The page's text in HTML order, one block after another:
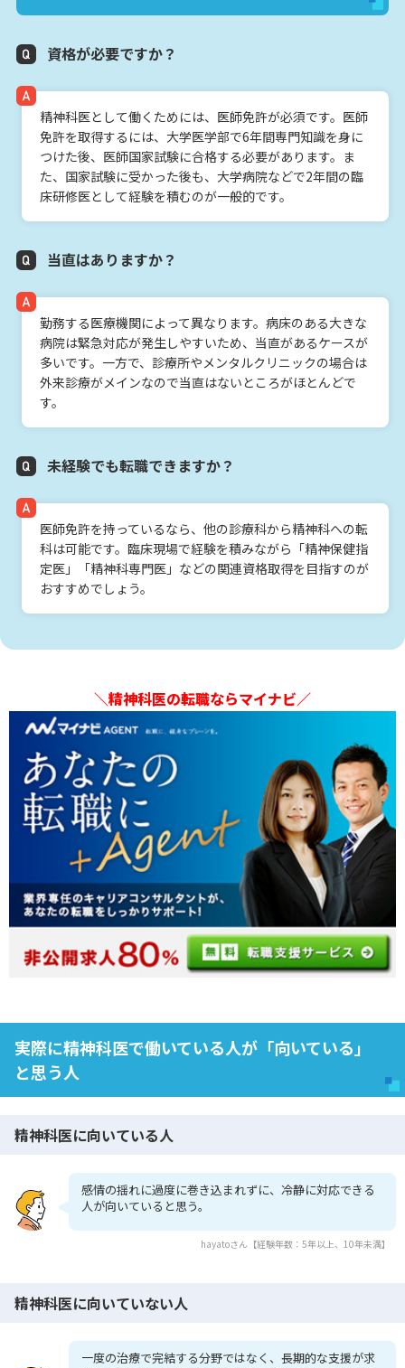
資格が必要ですか？
精神科医として働くためには、医師免許が必須です。医師
免許を取得するには、大学医学部で6年間専門知識を身に
つけた後、医師国家試験に合格する必要があります。ま
た、国家試験に受かった後も、大学病院などで2年間の臨
床研修医として経験を積むのが一般的です。
当直はありますか？
勤務する医療機関によって異なります。病床のある大きな
病院は緊急対応が発生しやすいため、当直があるケースが
多いです。一方で、診療所やメンタルクリニックの場合は
外来診療がメインなので当直はないところがほとんどで
す。
未経験でも転職できますか？
医師免許を持っているなら、他の診療科から精神科への転
科は可能です。臨床現場で経験を積みながら「精神保健指
定医」「精神科専門医」などの関連資格取得を目指すのが
おすすめでしょう。
＼精神科医の転職ならマイナビ／
実際に精神科医で働いている人が「向いている」
と思う人
精神科医に向いている人
感情の揺れに過度に巻き込まれずに、冷静に対応できる
人が向いていると思う。
hayatoさん【経験年数：5年以上、10年未満】
精神科医に向いていない人
一度の治療で完結する分野ではなく、長期的な支援が求